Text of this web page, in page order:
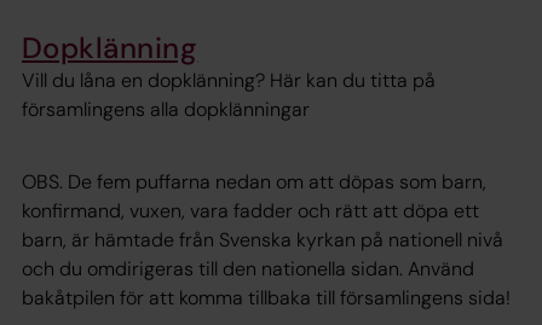
Dopklänning
Vill du låna en dopklänning? Här kan du titta på
församlingens alla dopklänningar
OBS. De fem puffarna nedan om att döpas som barn,
konfirmand, vuxen, vara fadder och rätt att döpa ett
barn, är hämtade från Svenska kyrkan på nationell nivå
och du omdirigeras till den nationella sidan. Använd
bakåtpilen för att komma tillbaka till församlingens sida!